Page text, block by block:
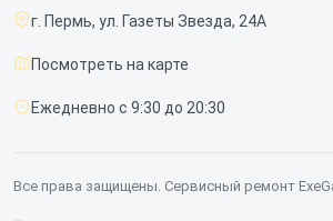
Доставка и способы оплаты
Диагностика
Контакты
г. Пермь, ул. Газеты Звезда, 24А
Посмотреть на карте
Ежедневно с 9:30 до 20:30
Все права защищены. Сервисный ремонт